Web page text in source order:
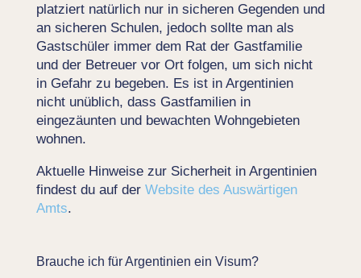
platziert natürlich nur in sicheren Gegenden und
an sicheren Schulen, jedoch sollte man als
Gastschüler immer dem Rat der Gastfamilie
und der Betreuer vor Ort folgen, um sich nicht
in Gefahr zu begeben. Es ist in Argentinien
nicht unüblich, dass Gastfamilien in
eingezäunten und bewachten Wohngebieten
wohnen.
Aktuelle Hinweise zur Sicherheit in Argentinien
findest du auf der Website des Auswärtigen
Amts.
Brauche ich für Argentinien ein Visum?